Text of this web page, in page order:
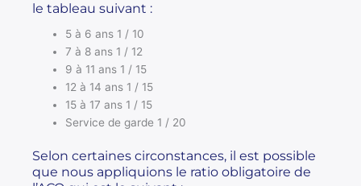
le tableau suivant :
5 à 6 ans 1 / 10
7 à 8 ans 1 / 12
9 à 11 ans 1 / 15
12 à 14 ans 1 / 15
15 à 17 ans 1 / 15
Service de garde 1 / 20
Selon certaines circonstances, il est possible
que nous appliquions le ratio obligatoire de